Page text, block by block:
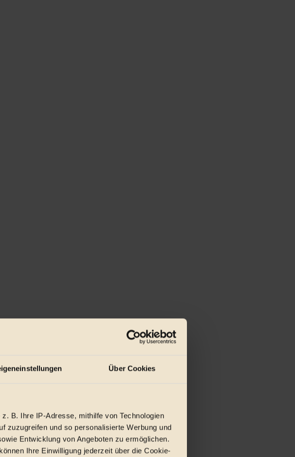
Über Cookies
B. Ihre IP-Adresse, mithilfe von Technologien
zuzugreifen und so personalisierte Werbung und
Entwicklung von Angeboten zu ermöglichen.
Ihre Einwilligung jederzeit über die Cookie-